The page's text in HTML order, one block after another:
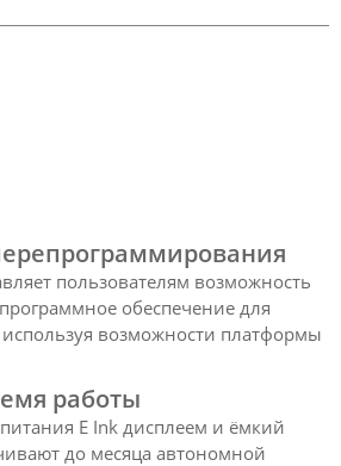
пользователям возможность
обеспечение для
используя возможности платформы
работы
E Ink дисплеем и ёмкий
до месяца автономной